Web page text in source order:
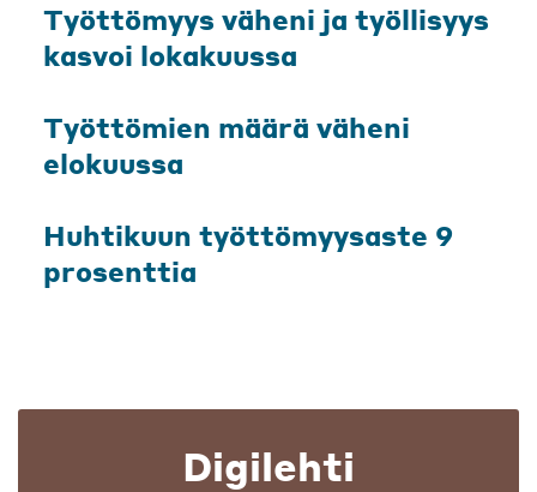
Työttömyys väheni ja työllisyys
kasvoi lokakuussa
Työttömien määrä väheni
elokuussa
Huhtikuun työttömyysaste 9
prosenttia
Digilehti